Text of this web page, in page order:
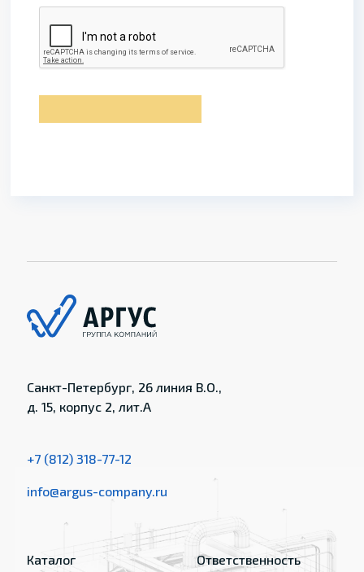
Санкт-Петербург, 26 линия В.О.,
д. 15, корпус 2, лит.А
+7 (812) 318-77-12
info@argus-company.ru
Каталог Ответственность